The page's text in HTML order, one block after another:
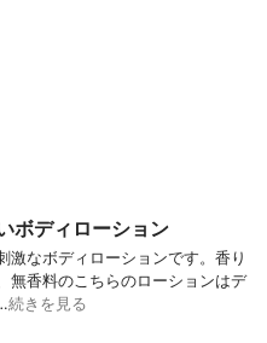
ボディローション
激なボディローションです。香り
無香料のこちらのローションはデ
続きを見る